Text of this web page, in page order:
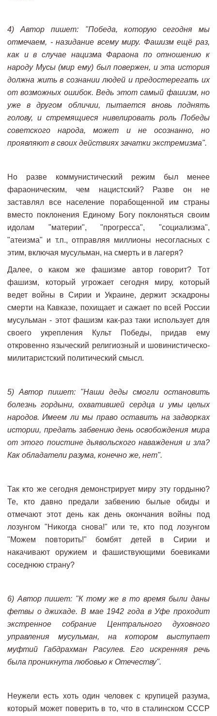
4) Автор пишет: "Победа, которую сегодня мы
отмечаем, - назидание всему миру. Фашизм ещё раз,
как и в случае нацизма Фараона по отношению к
народу Мусы (мир ему) был повержен, и эта история
должна жить в сознании людей и предостерегать их
от возможных ошибок. Ведь этот самый фашизм, но
уже в другом обличии, пытается вновь поднять
голову, и стремящиеся нивелировать роль Победы
советского народа, может и не осознанно, но
проявляют в своих действиях зачатки экстремизма".
Но разве коммунистический режим был менее
фараоническим, чем нацистский? Разве он не
заставлял все население порабощенной им страны
вместо поклонения Единому Богу поклоняться своим
идолам "материи", "прогресса", "социализма",
"атеизма" и т.п., отправляя миллионы несогласных с
этим, включая мусульман, на смерть и в лагеря?
Далее, о каком же фашизме автор говорит? Тот
фашизм, который угрожает сегодня миру, который
ведет войны в Сирии и Украине, держит эскадроны
смерти на Кавказе, похищает и сажает по всей России
мусульман - этот фашизм как-раз таки использует для
своего укрепления Культ Победы, придав ему
откровенно языческий религиозный и шовинистическо-
милитаристский политический смысл.
5) Автор пишет: "Наши деды смогли остановить
болезнь гордыни, охватившей сердца и умы целых
народов. Имеем ли мы право оставить на задворках
истории, предать забвению день освобождения мира
от этого поистине дьявольского наваждения и зла?
Как обладатели разума, конечно же, нет".
Так кто же сегодня демонстрирует миру эту гордыню?
Те, кто давно предали забвению былые обиды и
отмечают этот день как день окончания войны под
лозунгом "Никогда снова!" или те, кто под лозунгом
"Можем повторить!" бомбят детей в Сирии и
накачивают оружием и фашиствующими боевиками
соседнюю страну?
6) Автор пишет: "К тому же в то время были даны
фетвы о джихаде. В мае 1942 года в Уфе проходит
экстренное собрание Центрального духовного
управления мусульман, на котором выступает
муфтий Габдрахман Расулев. Его искренняя речь
была проникнута любовью к Отечеству".
Неужели есть хоть один человек с крупицей разума,
который может поверить в то, что в сталинском СССР